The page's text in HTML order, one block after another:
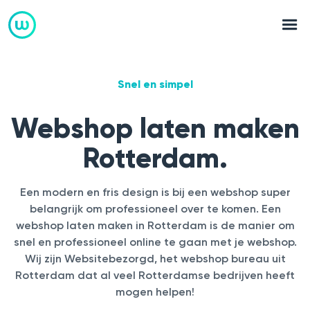
Snel en simpel
Webshop laten maken
Rotterdam.
Een modern en fris design is bij een webshop super
belangrijk om professioneel over te komen. Een
webshop laten maken in Rotterdam is de manier om
snel en professioneel online te gaan met je webshop.
Wij zijn Websitebezorgd, het webshop bureau uit
Rotterdam dat al veel Rotterdamse bedrijven heeft
mogen helpen!